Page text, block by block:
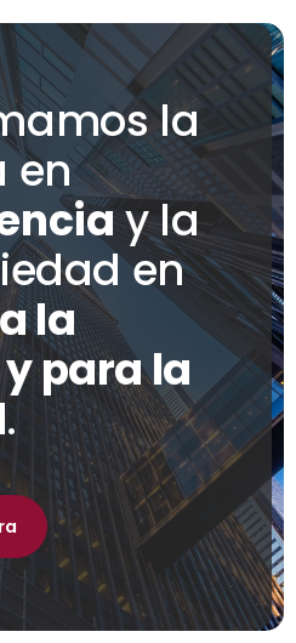
la
en
y la
en
la
para la
.